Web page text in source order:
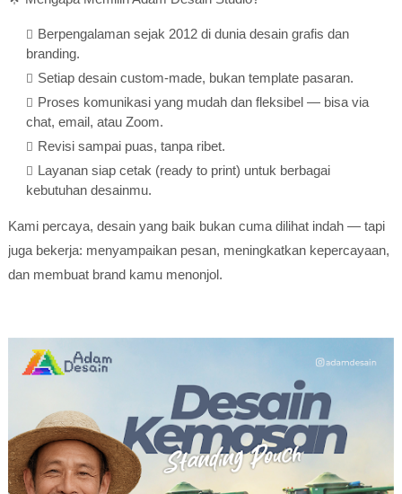
Berpengalaman sejak 2012 di dunia desain grafis dan
branding.
Setiap desain custom-made, bukan template pasaran.
Proses komunikasi yang mudah dan fleksibel — bisa via
chat, email, atau Zoom.
Revisi sampai puas, tanpa ribet.
Layanan siap cetak (ready to print) untuk berbagai
kebutuhan desainmu.
Kami percaya, desain yang baik bukan cuma dilihat indah — tapi
juga bekerja: menyampaikan pesan, meningkatkan kepercayaan,
dan membuat brand kamu menonjol.